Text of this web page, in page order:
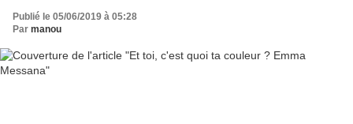
Publié le 05/06/2019 à 05:28
Par manou